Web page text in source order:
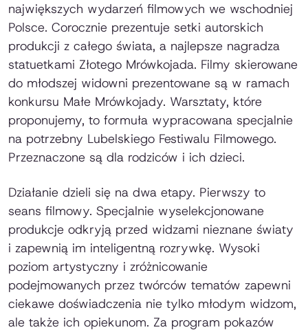
największych wydarzeń filmowych we wschodniej
Polsce. Corocznie prezentuje setki autorskich
produkcji z całego świata, a najlepsze nagradza
statuetkami Złotego Mrówkojada. Filmy skierowane
do młodszej widowni prezentowane są w ramach
konkursu Małe Mrówkojady. Warsztaty, które
proponujemy, to formuła wypracowana specjalnie
na potrzebny Lubelskiego Festiwalu Filmowego.
Przeznaczone są dla rodziców i ich dzieci.
Działanie dzieli się na dwa etapy. Pierwszy to
seans filmowy. Specjalnie wyselekcjonowane
produkcje odkryją przed widzami nieznane światy
i zapewnią im inteligentną rozrywkę. Wysoki
poziom artystyczny i zróżnicowanie
podejmowanych przez twórców tematów zapewni
ciekawe doświadczenia nie tylko młodym widzom,
ale także ich opiekunom. Za program pokazów